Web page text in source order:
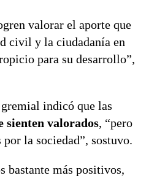
valorar el aporte que
civil y la ciudadanía en
para su desarrollo”,
indicó que las
sienten valorados, “pero
la sociedad”, sostuvo.
bastante más positivos,